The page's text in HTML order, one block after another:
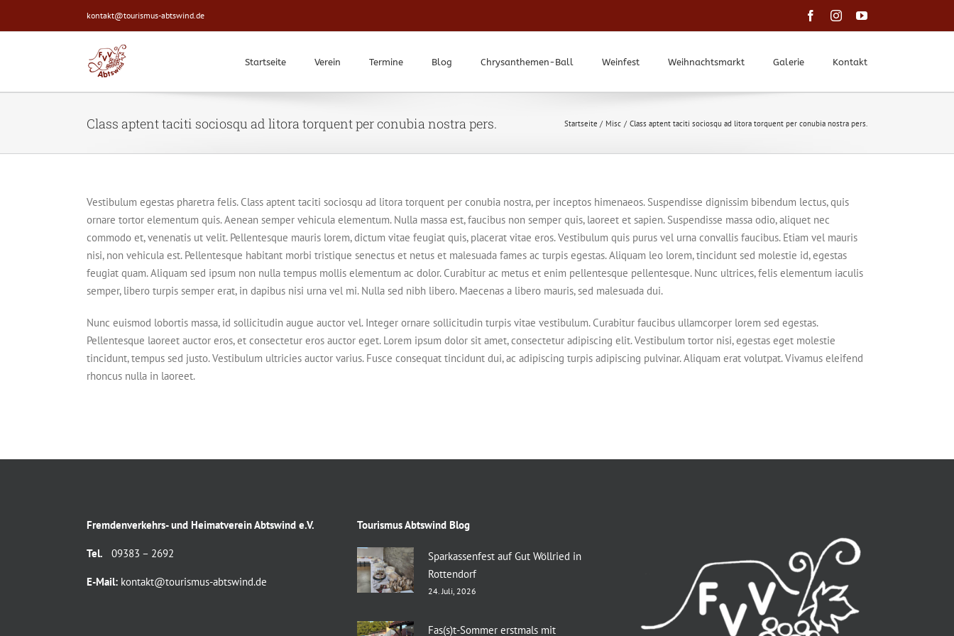
kontakt@tourismus-abtswind.de FacebookInstagramYouTube
Startseite Verein Termine Blog Chrysanthemen-Ball Weinfest Weihnachtsmarkt Galerie Kontakt
Class aptent taciti sociosqu ad litora torquent per conubia nostra pers. Startseite Misc Class aptent taciti sociosqu ad litora torquent per conubia nostra pers.
Vestibulum egestas pharetra felis. Class aptent taciti sociosqu ad litora torquent per conubia nostra, per inceptos himenaeos. Suspendisse dignissim bibendum lectus, quis
ornare tortor elementum quis. Aenean semper vehicula elementum. Nulla massa est, faucibus non semper quis, laoreet et sapien. Suspendisse massa odio, aliquet nec
commodo et, venenatis ut velit. Pellentesque mauris lorem, dictum vitae feugiat quis, placerat vitae eros. Vestibulum quis purus vel urna convallis faucibus. Etiam vel mauris
nisi, non vehicula est. Pellentesque habitant morbi tristique senectus et netus et malesuada fames ac turpis egestas. Aliquam leo lorem, tincidunt sed molestie id, egestas
feugiat quam. Aliquam sed ipsum non nulla tempus mollis elementum ac dolor. Curabitur ac metus et enim pellentesque pellentesque. Nunc ultrices, felis elementum iaculis
semper, libero turpis semper erat, in dapibus nisi urna vel mi. Nulla sed nibh libero. Maecenas a libero mauris, sed malesuada dui.
Nunc euismod lobortis massa, id sollicitudin augue auctor vel. Integer ornare sollicitudin turpis vitae vestibulum. Curabitur faucibus ullamcorper lorem sed egestas.
Pellentesque laoreet auctor eros, et consectetur eros auctor eget. Lorem ipsum dolor sit amet, consectetur adipiscing elit. Vestibulum tortor nisi, egestas eget molestie
tincidunt, tempus sed justo. Vestibulum ultricies auctor varius. Fusce consequat tincidunt dui, ac adipiscing turpis adipiscing pulvinar. Aliquam erat volutpat. Vivamus eleifend
rhoncus nulla in laoreet.
Fremdenverkehrs- und Heimatverein Abtswind e.V.
Tel. 09383 – 2692
E-Mail: kontakt@tourismus-abtswind.de
Tourismus Abtswind Blog
Sparkassenfest auf Gut Wöllried in
Rottendorf
24. Juli, 2026
Fas(s)t-Sommer erstmals mit